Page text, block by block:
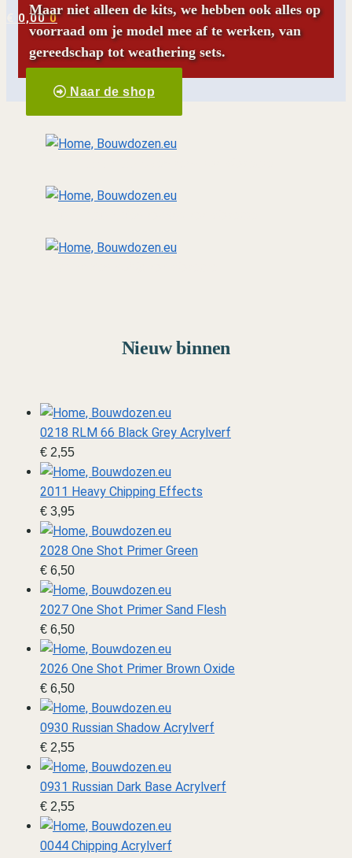
0,00 0
Maar niet alleen de kits, we hebben ook alles op
voorraad om je model mee af te werken, van
gereedschap tot weathering sets.
Naar de shop
Nieuw binnen
0218 RLM 66 Black Grey Acrylverf
€ 2,55
2011 Heavy Chipping Effects
€ 3,95
2028 One Shot Primer Green
€ 6,50
2027 One Shot Primer Sand Flesh
€ 6,50
2026 One Shot Primer Brown Oxide
€ 6,50
0930 Russian Shadow Acrylverf
€ 2,55
0931 Russian Dark Base Acrylverf
€ 2,55
0044 Chipping Acrylverf